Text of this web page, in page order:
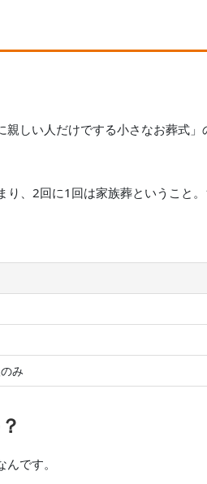
しい人だけでする小さなお葬式
、2回に1回は家族葬ということ
み
です。